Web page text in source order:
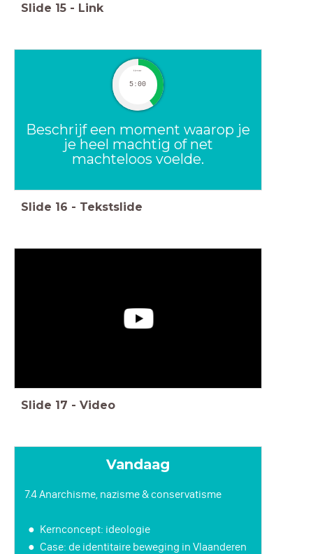
Slide 15 - Link
Beschrijf een moment waarop je
je heel machtig of net
machteloos voelde.
timer
5:00
Slide 16 - Tekstslide
Slide 17 - Video
Vandaag
7.4 Anarchisme, nazisme & conservatisme
Kernconcept: ideologie
Case: de identitaire beweging in Vlaanderen